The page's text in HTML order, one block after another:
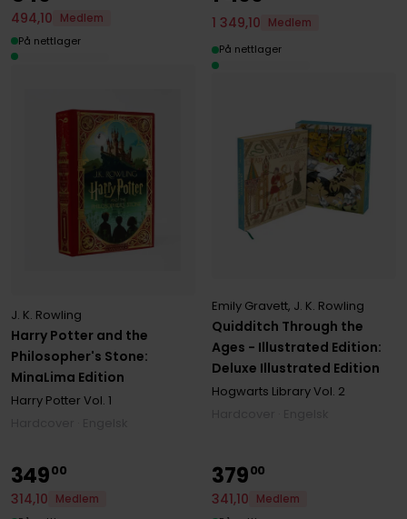
Harry Potter and the
Philosopher's Stone:
MinaLima Edition
J. K. Rowling
Harry Potter Vol. 1
494,10
Medlem
På nettlager
Quidditch Through the
Ages - Illustrated Edition:
Deluxe Illustrated Edition
Emily Gravett, J. K. Rowling
Hogwarts LibraryVol. 2
1 349,10
Medlem
På nettlager
34900
314,10
Medlem
37900
341,10
Medlem